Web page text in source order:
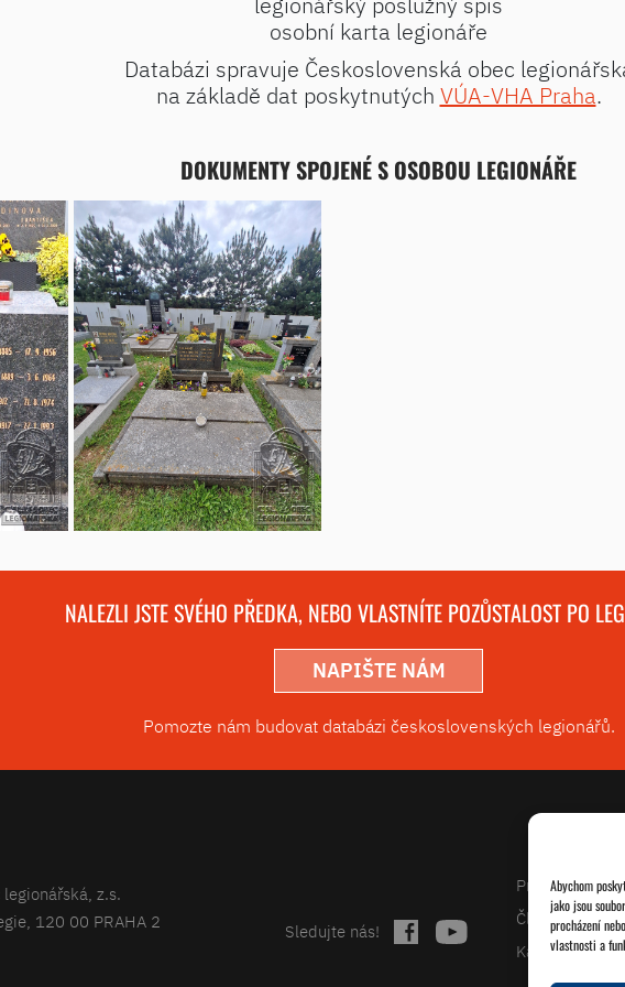
Abychom
jako jsou
procházení
vlastnosti a
osobní karta legionáře
Databázi spravuje Československá obec
na základě dat poskytnutých VÚA-VHA Praha.
DOKUMENTY SPOJENÉ S OSOBOU LEGIONÁŘE
NALEZLI JSTE SVÉHO PŘEDKA, NEBO VLASTNÍTE POZŮSTALOST PO
NAPIŠTE NÁM
Pomozte nám budovat databázi československých legionářů.
z.s.
120 00 PRAHA 2
Sledujte nás!
Projekty
Články
Kalendář